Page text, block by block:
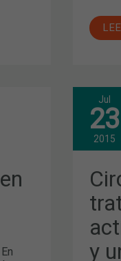
Jul
23
2015
y
DE
LA
Y
UN